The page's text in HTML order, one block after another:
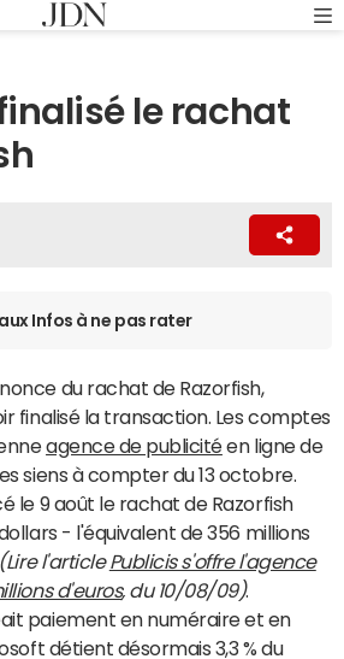
le rachat
Infos à ne pas rater
du rachat de Razorfish,
finalisé la transaction. Les comptes
agence de publicitéen ligne de
siens à compter du 13 octobre.
le 9 août le rachat de Razorfish
- l'équivalent de 356 millions
(Lire l'articlePublicis s'offre l'agence
d'euros, du 10/08/09).
paiement en numéraire et en
détient désormais 3,3 % du